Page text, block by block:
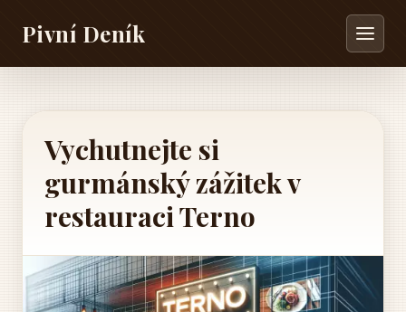
Pivní Deník
Vychutnejte si
gurmánský zážitek v
restauraci Terno